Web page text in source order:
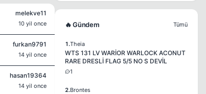
melekve11
10 yil once
furkan9791
14 yil once
hasan19364
14 yil once
🔥 Gündem Tümü
1.Theia
WTS 131 LV WARİOR WARLOCK ACONUT
RARE DRESLİ FLAG 5/5 NO S DEVİL
1
2.Brontes